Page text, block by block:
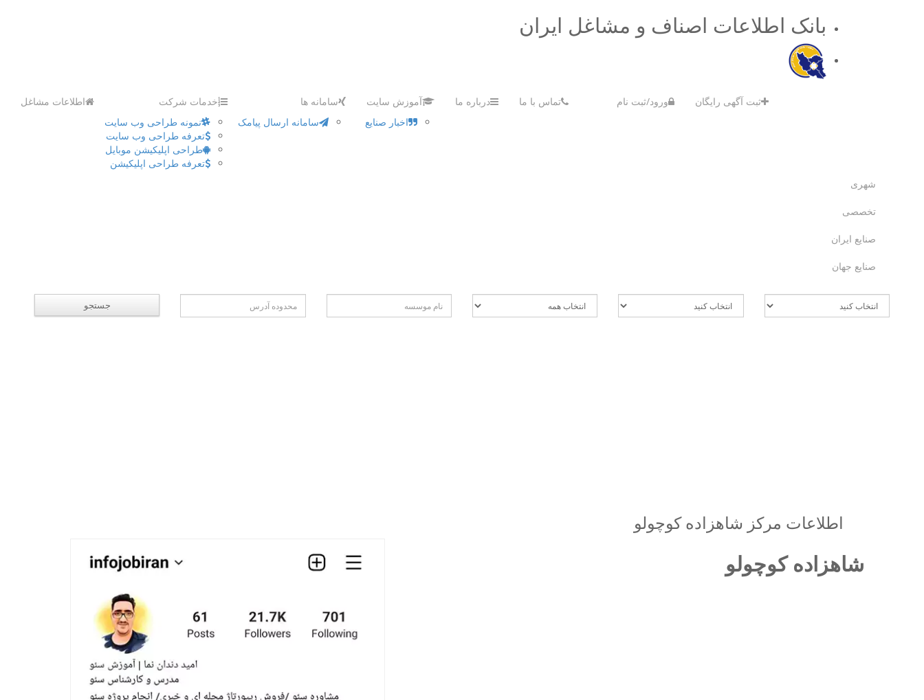
بانک اطلاعات اصناف و مشاغل ایران
اطلاعات مشاغل
خدمات شرکت
نمونه طراحی وب سایت
تعرفه طراحی وب سایت
طراحی اپلیکیشن موبایل
تعرفه طراحی اپلیکیشن
سامانه ها
سامانه ارسال پیامک
آموزش سایت
اخبار صنایع
درباره ما تماس با ما ورود/ثبت نام ثبت آگهی رایگان
شهری
تخصصی
صنایع ایران
صنایع جهان
جستجو
اطلاعات مرکز شاهزاده کوچولو
شاهزاده کوچولو